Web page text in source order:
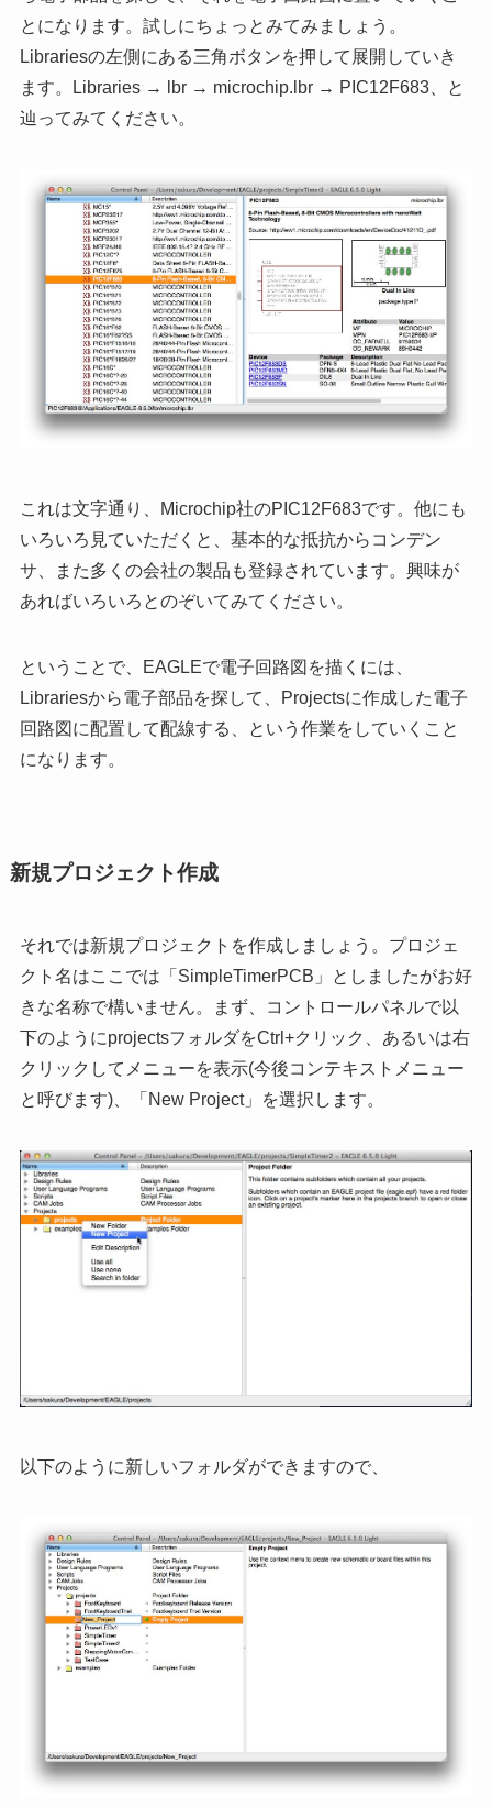
とになります。試しにちょっとみてみましょう。
Librariesの左側にある三角ボタンを押して展開していき
ます。Libraries → lbr → microchip.lbr → PIC12F683、と
辿ってみてください。
これは文字通り、Microchip社のPIC12F683です。他にも
いろいろ見ていただくと、基本的な抵抗からコンデン
サ、また多くの会社の製品も登録されています。興味が
あればいろいろとのぞいてみてください。
ということで、EAGLEで電子回路図を描くには、
Librariesから電子部品を探して、Projectsに作成した電子
回路図に配置して配線する、という作業をしていくこと
になります。
新規プロジェクト作成
それでは新規プロジェクトを作成しましょう。プロジェ
クト名はここでは「SimpleTimerPCB」としましたがお好
きな名称で構いません。まず、コントロールパネルで以
下のようにprojectsフォルダをCtrl+クリック、あるいは右
クリックしてメニューを表示(今後コンテキストメニュー
と呼びます)、「New Project」を選択します。
以下のように新しいフォルダができますので、